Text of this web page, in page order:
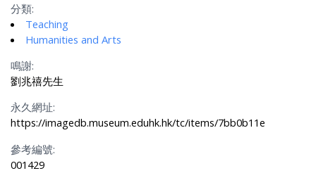
分類:
Teaching
Humanities and Arts
鳴謝:
劉兆禧先生
永久網址:
https://imagedb.museum.eduhk.hk/tc/items/7bb0b11e
參考編號:
001429